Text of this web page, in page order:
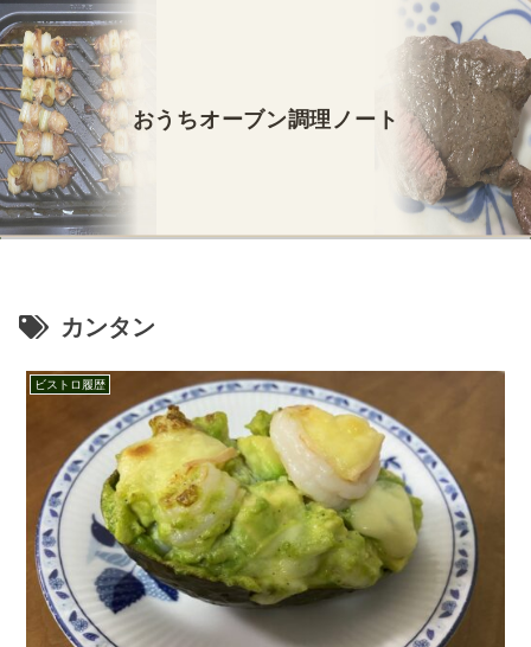
おうちオーブン調理ノート
カンタン
ビストロ履歴